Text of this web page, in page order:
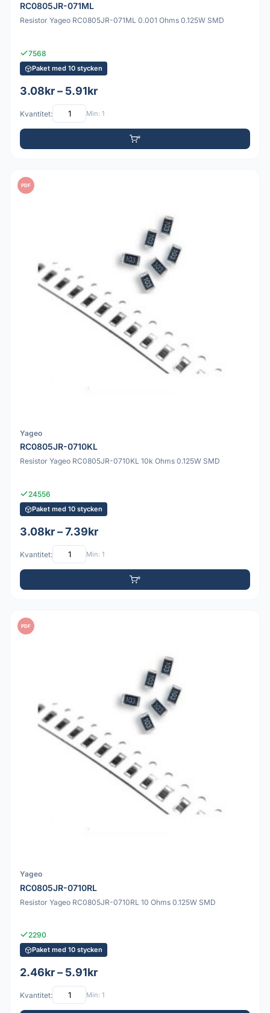
RC0805JR-071ML
Resistor Yageo RC0805JR-071ML 0.001 Ohms 0.125W SMD
7568
Paket med 10 stycken
3.08kr – 5.91kr
Kvantitet: Min: 1
PDF
Yageo
RC0805JR-0710KL
Resistor Yageo RC0805JR-0710KL 10k Ohms 0.125W SMD
24556
Paket med 10 stycken
3.08kr – 7.39kr
Kvantitet: Min: 1
PDF
Yageo
RC0805JR-0710RL
Resistor Yageo RC0805JR-0710RL 10 Ohms 0.125W SMD
2290
Paket med 10 stycken
2.46kr – 5.91kr
Kvantitet: Min: 1